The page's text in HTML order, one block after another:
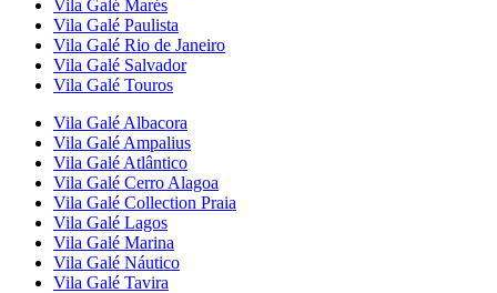
Vila Galé Marés
Vila Galé Paulista
Vila Galé Rio de Janeiro
Vila Galé Salvador
Vila Galé Touros
Vila Galé Albacora
Vila Galé Ampalius
Vila Galé Atlântico
Vila Galé Cerro Alagoa
Vila Galé Collection Praia
Vila Galé Lagos
Vila Galé Marina
Vila Galé Náutico
Vila Galé Tavira